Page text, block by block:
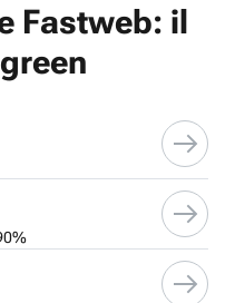
Fastweb: il